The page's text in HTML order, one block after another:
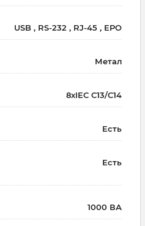
USB , RS-232 , RJ-45 , EPO
Метал
8хIEC C13/C14
Есть
Есть
1000 ВА